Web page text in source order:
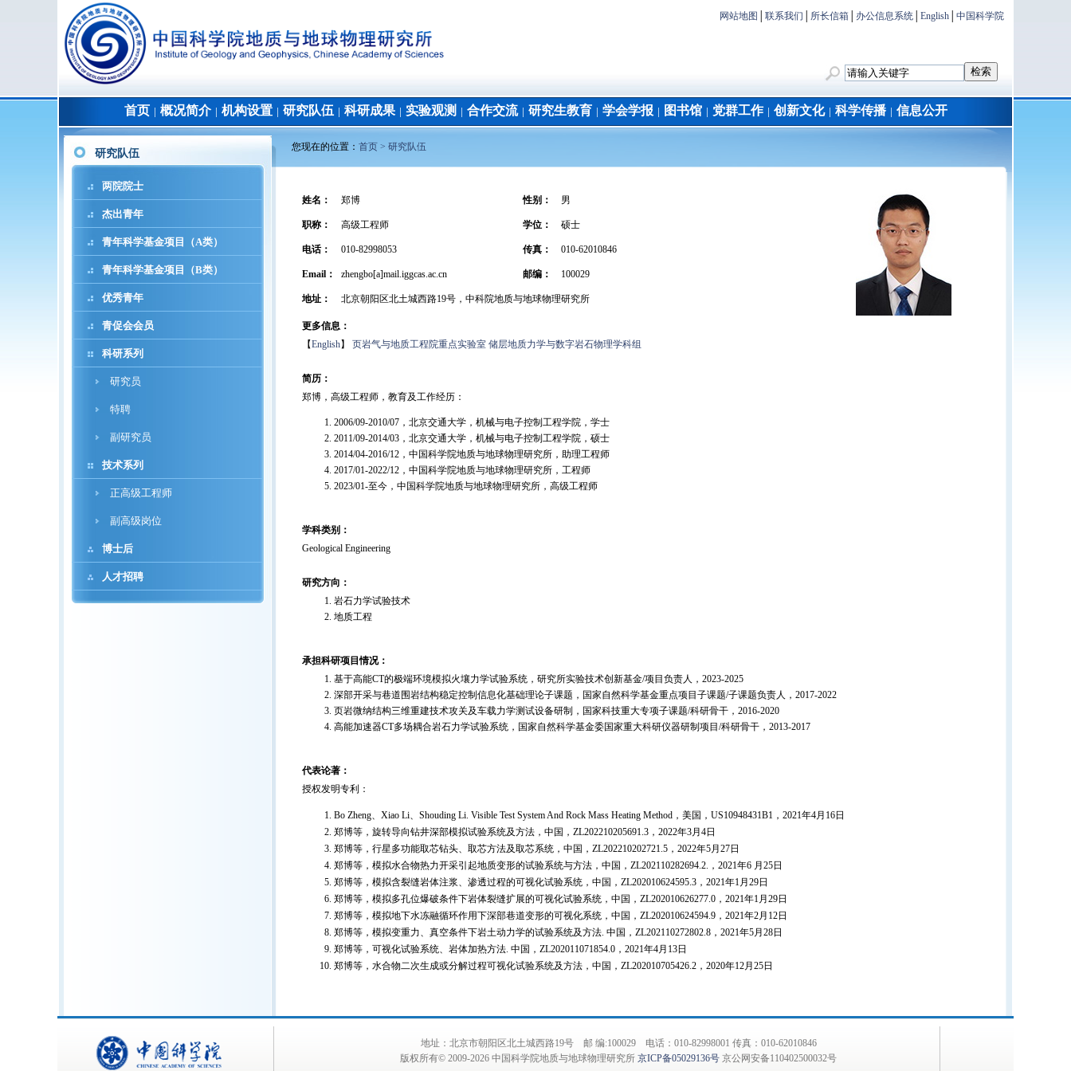
网站地图 联系我们 所长信箱 办公信息系统 English 中国科学院
首页 概况简介│ 机构设置 研究队伍 科研成果│ 实验观测 合作交流│ 研究生教育 学会学报 图书馆 党群工作│ 创新文化│ 科学传播│ 信息公开
研究队伍
两院院士
杰出青年
青年科学基金项目（A类）
青年科学基金项目（B类）
优秀青年
青促会会员
科研系列
研究员
特聘
副研究员
技术系列
正高级工程师
副高级岗位
博士后
人才招聘
您现在的位置： 首页 > 研究队伍
姓名 ： 郑博 性别： 男
职称 ： 高级工程师 学位 ： 硕士
电话： 010-82998053 传真： 010-62010846
Email： zhengbo[a]mail.iggcas.ac.cn 邮编： 100029
地址 ： 北京朝阳区北土城西路19号，中科院地质与地球物理研究所
更多信息：
【English】 页岩气与地质工程院重点实验室 储层地质力学与数字岩石物理学科组
简历：
郑博，高级工程师，教育及工作经历：
2006/09-2010/07，北京交通大学，机械与电子控制工程学院，学士
2011/09-2014/03，北京交通大学，机械与电子控制工程学院，硕士
2014/04-2016/12，中国科学院地质与地球物理研究所，助理工程师
2017/01-2022/12，中国科学院地质与地球物理研究所，工程师
2023/01-至今，中国科学院地质与地球物理研究所，高级工程师
学科类别：
Geological Engineering
研究方向：
岩石力学试验技术
地质工程
承担科研项目情况：
基于高能CT的极端环境模拟火壤力学试验系统，研究所实验技术创新基金/项目负责人，2023-2025
深部开采与巷道围岩结构稳定控制信息化基础理论子课题，国家自然科学基金重点项目子课题/子课题负责人，2017-2022
页岩微纳结构三维重建技术攻关及车载力学测试设备研制，国家科技重大专项子课题/科研骨干，2016-2020
高能加速器CT多场耦合岩石力学试验系统，国家自然科学基金委国家重大科研仪器研制项目/科研骨干，2013-2017
代表论著：
授权发明专利：
Bo Zheng、Xiao Li、Shouding Li. Visible Test System And Rock Mass Heating Method，美国，US10948431B1，2021年4月16日
郑博等，旋转导向钻井深部模拟试验系统及方法，中国，ZL202210205691.3，2022年3月4日
郑博等，行星多功能取芯钻头、取芯方法及取芯系统，中国，ZL202210202721.5，2022年5月27日
郑博等，模拟水合物热力开采引起地质变形的试验系统与方法，中国，ZL202110282694.2.，2021年6 月25日
郑博等，模拟含裂缝岩体注浆、渗透过程的可视化试验系统，中国，ZL202010624595.3，2021年1月29日
郑博等，模拟多孔位爆破条件下岩体裂缝扩展的可视化试验系统，中国，ZL202010626277.0，2021年1月29日
郑博等，模拟地下水冻融循环作用下深部巷道变形的可视化系统，中国，ZL202010624594.9，2021年2月12日
郑博等，模拟变重力、真空条件下岩土动力学的试验系统及方法. 中国，ZL202110272802.8，2021年5月28日
郑博等，可视化试验系统、岩体加热方法. 中国，ZL202011071854.0，2021年4月13日
郑博等，水合物二次生成或分解过程可视化试验系统及方法，中国，ZL202010705426.2，2020年12月25日
地址：北京市朝阳区北土城西路19号 邮 编:100029 电话：010-82998001 传真：010-62010846
版权所有© 2009-2026 中国科学院地质与地球物理研究所 京ICP备05029136号 京公网安备110402500032号